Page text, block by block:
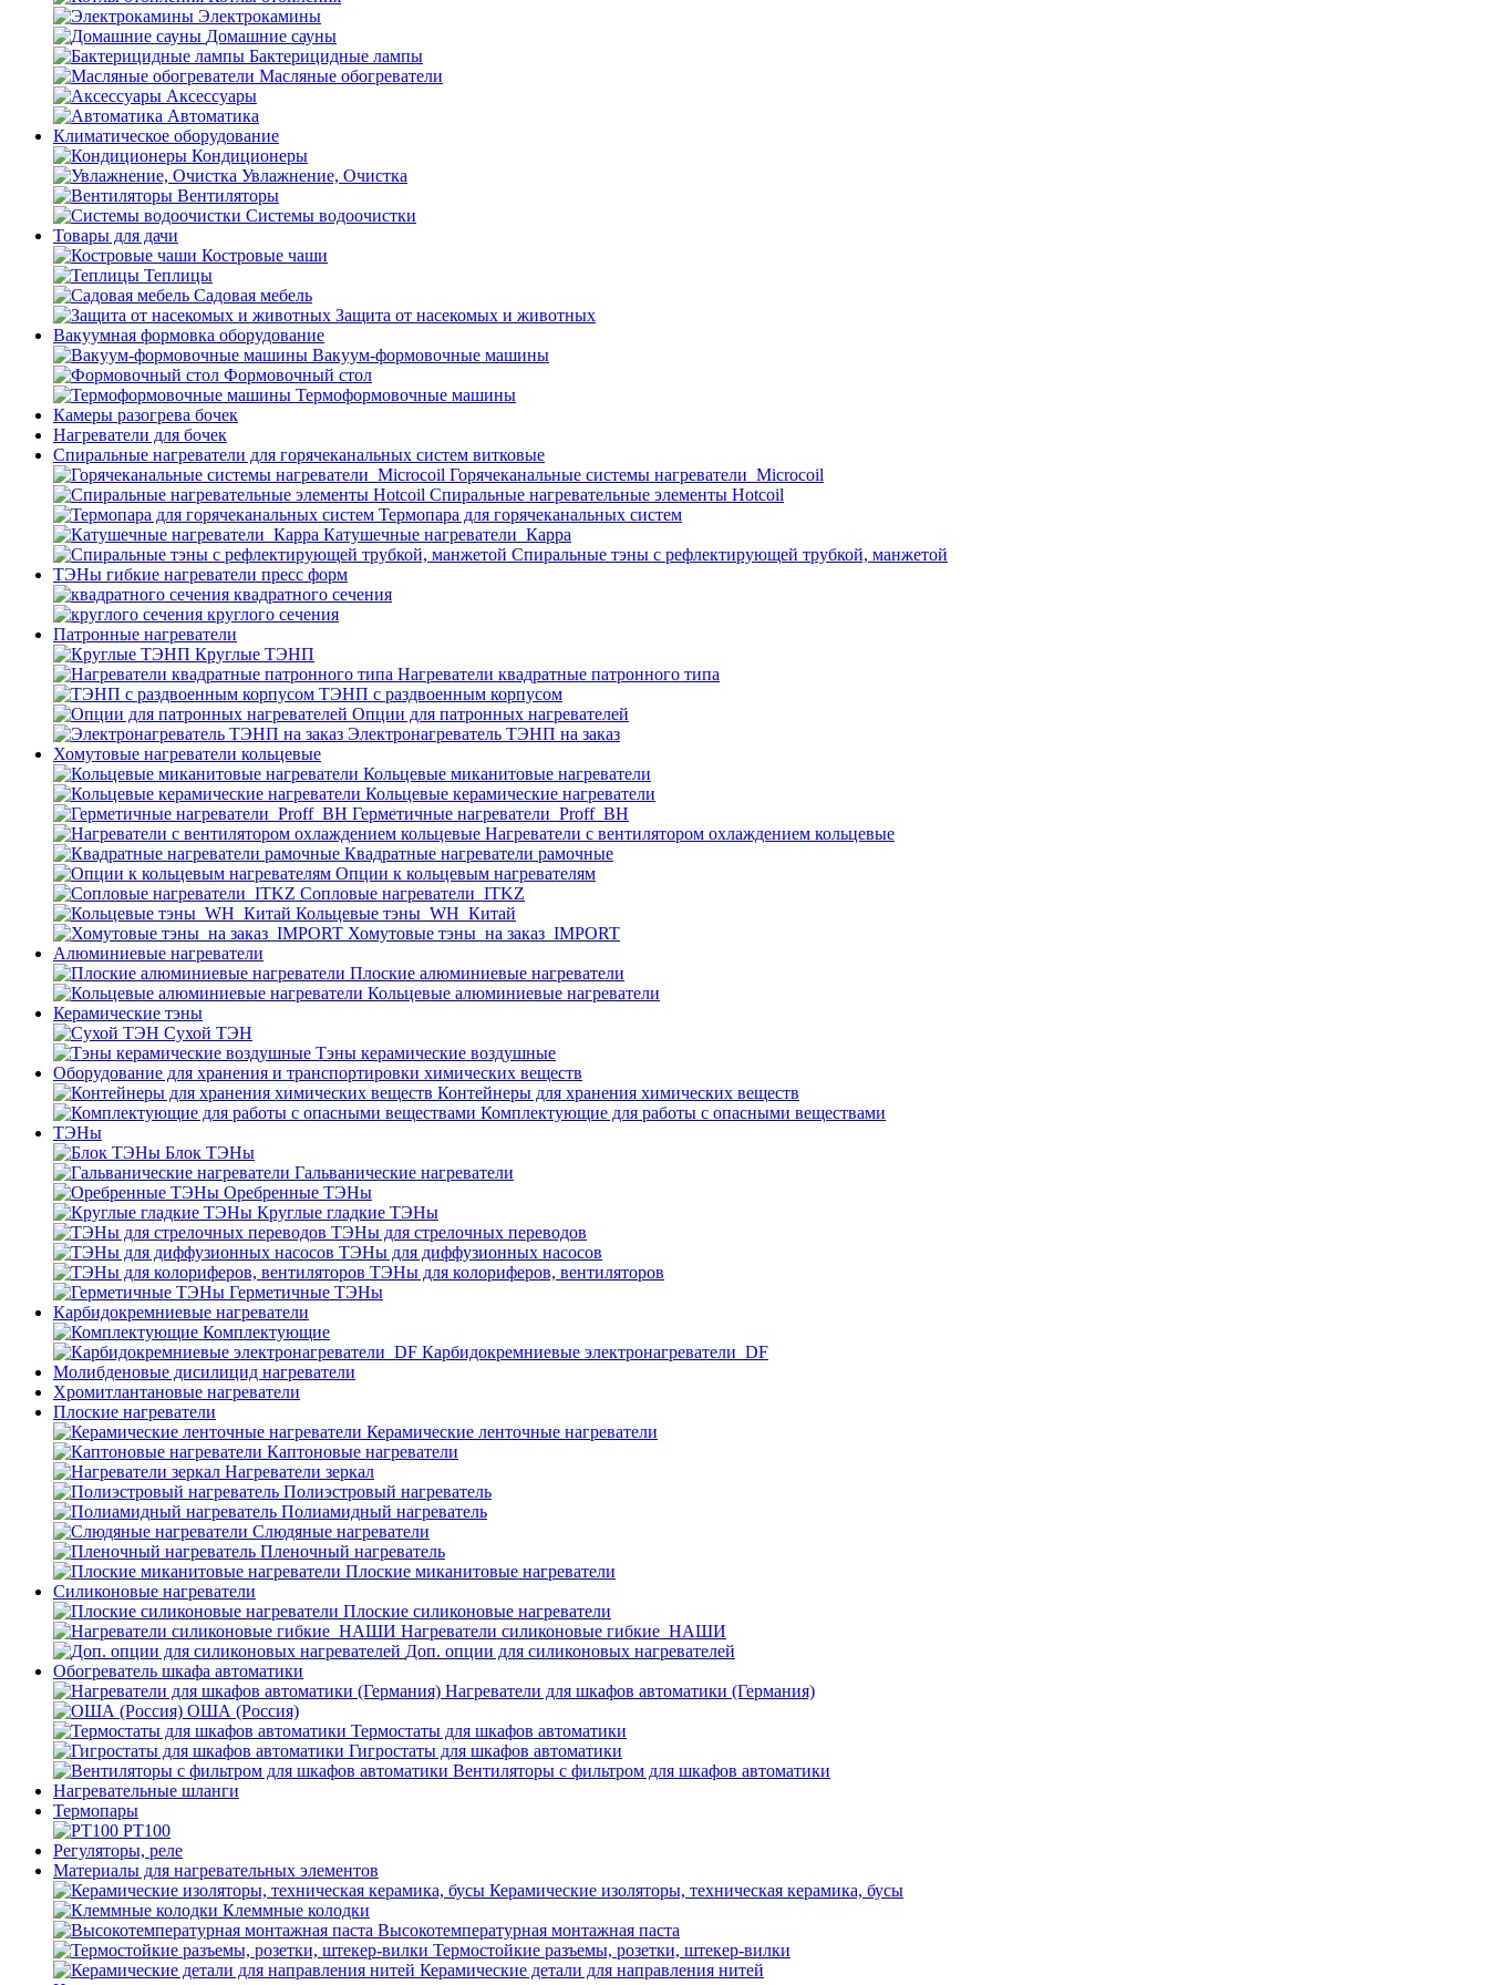
Электрокамины
Домашние сауны
Бактерицидные лампы
Масляные обогреватели
Аксессуары
Автоматика
Климатическое оборудование
Кондиционеры
Увлажнение, Очистка
Вентиляторы
Системы водоочистки
Товары для дачи
Костровые чаши
Теплицы
Садовая мебель
Защита от насекомых и животных
Вакуумная формовка оборудование
Вакуум-формовочные машины
Формовочный стол
Термоформовочные машины
Камеры разогрева бочек
Нагреватели для бочек
Спиральные нагреватели для горячеканальных систем витковые
Горячеканальные системы нагреватели_Microcoil
Спиральные нагревательные элементы Hotcoil
Термопара для горячеканальных систем
Катушечные нагреватели_Карра
Спиральные тэны с рефлектирующей трубкой, манжетой
ТЭНы гибкие нагреватели пресс форм
квадратного сечения
круглого сечения
Патронные нагреватели
Круглые ТЭНП
Нагреватели квадратные патронного типа
ТЭНП с раздвоенным корпусом
Опции для патронных нагревателей
Электронагреватель ТЭНП на заказ
Хомутовые нагреватели кольцевые
Кольцевые миканитовые нагреватели
Кольцевые керамические нагреватели
Герметичные нагреватели_Proff_BH
Нагреватели с вентилятором охлаждением кольцевые
Квадратные нагреватели рамочные
Опции к кольцевым нагревателям
Cопловые нагреватели_ITKZ
Кольцевые тэны_WH_Китай
Хомутовые тэны_на заказ_IMPORT
Алюминиевые нагреватели
Плоские алюминиевые нагреватели
Кольцевые алюминиевые нагреватели
Керамические тэны
Сухой ТЭН
Тэны керамические воздушные
Оборудование для хранения и транспортировки химических веществ
Контейнеры для хранения химических веществ
Комплектующие для работы с опасными веществами
ТЭНы
Блок ТЭНы
Гальванические нагреватели
Оребренные ТЭНы
Круглые гладкие ТЭНы
ТЭНы для стрелочных переводов
ТЭНы для диффузионных насосов
ТЭНы для колориферов, вентиляторов
Герметичные ТЭНы
Карбидокремниевые нагреватели
Комплектующие
Карбидокремниевые электронагреватели_DF
Молибденовые дисилицид нагреватели
Хромитлантановые нагреватели
Плоские нагреватели
Керамические ленточные нагреватели
Каптоновые нагреватели
Нагреватели зеркал
Полиэстровый нагреватель
Полиамидный нагреватель
Слюдяные нагреватели
Пленочный нагреватель
Плоские миканитовые нагреватели
Силиконовые нагреватели
Плоские силиконовые нагреватели
Нагреватели силиконовые гибкие_НАШИ
Доп. опции для силиконовых нагревателей
Обогреватель шкафа автоматики
Нагреватели для шкафов автоматики (Германия)
ОША (Россия)
Термостаты для шкафов автоматики
Гигростаты для шкафов автоматики
Вентиляторы с фильтром для шкафов автоматики
Нагревательные шланги
Термопары
PT100
Регуляторы, реле
Материалы для нагревательных элементов
Керамические изоляторы, техническая керамика, бусы
Клеммные колодки
Высокотемпературная монтажная паста
Термостойкие разъемы, розетки, штекер-вилки
Керамические детали для направления нитей